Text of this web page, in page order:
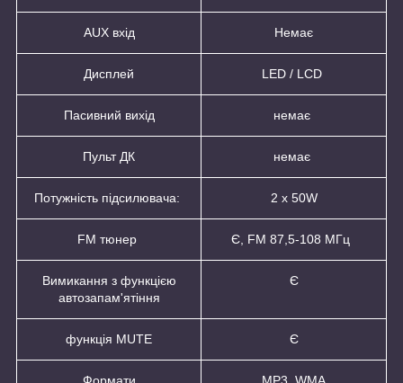
AUX вхід Немає
Дисплей LED / LCD
Пасивний вихід немає
Пульт ДК немає
Потужність підсилювача: 2 х 50W
FM тюнер Є, FM 87,5-108 МГц
Вимикання з функцією
автозапам'ятіння
Є
функція MUTE Є